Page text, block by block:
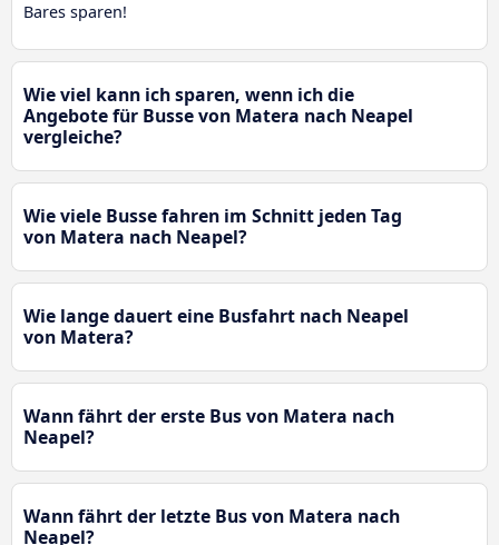
Bares sparen!
Wie viel kann ich sparen, wenn ich die
Angebote für Busse von Matera nach Neapel
vergleiche?
Wie viele Busse fahren im Schnitt jeden Tag
von Matera nach Neapel?
Wie lange dauert eine Busfahrt nach Neapel
von Matera?
Wann fährt der erste Bus von Matera nach
Neapel?
Wann fährt der letzte Bus von Matera nach
Neapel?